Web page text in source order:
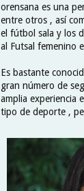
orensana es una
entre otros , así
el fútbol sala y los
al Futsal femenino
Es bastante
gran número de
amplia experiencia
tipo de deporte ,